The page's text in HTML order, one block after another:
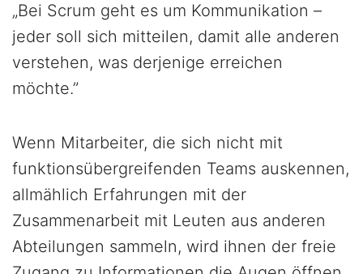
„Bei Scrum geht es um Kommunikation –
jeder soll sich mitteilen, damit alle anderen
verstehen, was derjenige erreichen
möchte.”
Wenn Mitarbeiter, die sich nicht mit
funktionsübergreifenden Teams auskennen,
allmählich Erfahrungen mit der
Zusammenarbeit mit Leuten aus anderen
Abteilungen sammeln, wird ihnen der freie